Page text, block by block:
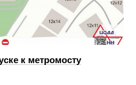
к метромосту